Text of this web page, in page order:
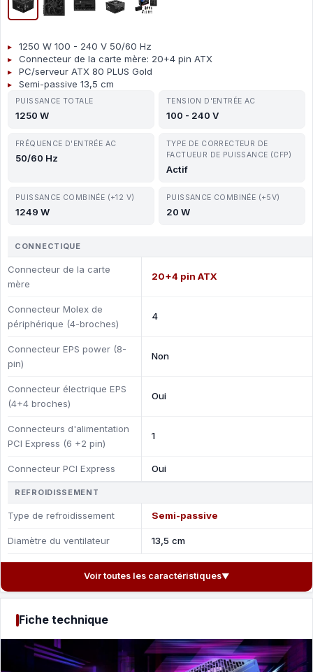
1250 W 100 - 240 V 50/60 Hz
Connecteur de la carte mère: 20+4 pin ATX
PC/serveur ATX 80 PLUS Gold
Semi-passive 13,5 cm
PUISSANCE TOTALE
1250 W
TENSION D'ENTRÉE AC
100 - 240 V
FRÉQUENCE D'ENTRÉE AC
50/60 Hz
TYPE DE CORRECTEUR DE
FACTUEUR DE PUISSANCE (CFP)
Actif
PUISSANCE COMBINÉE (+12 V)
1249 W
PUISSANCE COMBINÉE (+5V)
20 W
CONNECTIQUE
Connecteur de la carte
mère
20+4 pin ATX
Connecteur Molex de
périphérique (4-broches)
4
Connecteur EPS power (8-
pin)
Non
Connecteur électrique EPS
(4+4 broches)
Oui
Connecteurs d'alimentation
PCI Express (6 +2 pin)
1
Connecteur PCI Express Oui
REFROIDISSEMENT
Type de refroidissement Semi-passive
Diamètre du ventilateur 13,5 cm
Voir toutes les caractéristiques▼
Fiche technique